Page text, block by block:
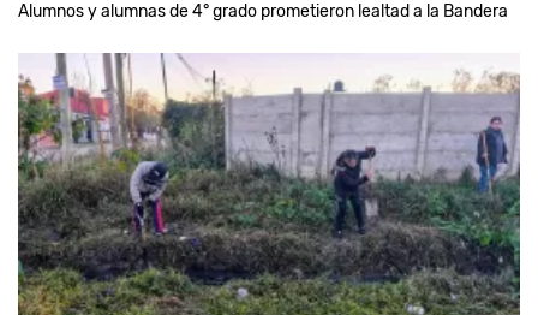
Alumnos y alumnas de 4° grado prometieron lealtad a la Bandera